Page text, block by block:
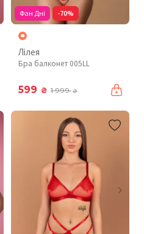
Фан Дні -70%
Лілея
Бра балконет 005LL
599 ₴ 1 999₴